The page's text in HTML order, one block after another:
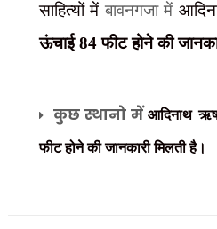
साहित्यों में बावनगजा में
ऊंचाई 84 फीट होने की
कुछ स्थानो मेंआदिनाथ
फीट होने की जानकारी मिलती है।